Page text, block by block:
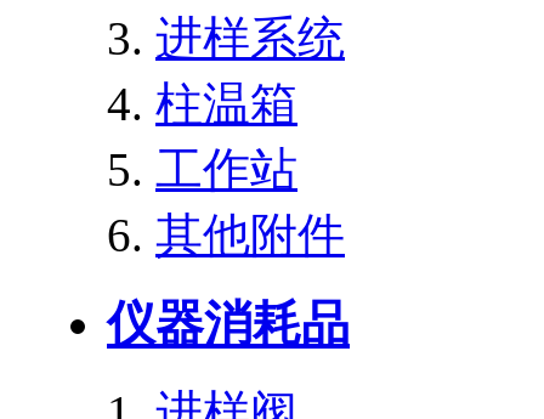
进样系统
柱温箱
工作站
其他附件
仪器消耗品